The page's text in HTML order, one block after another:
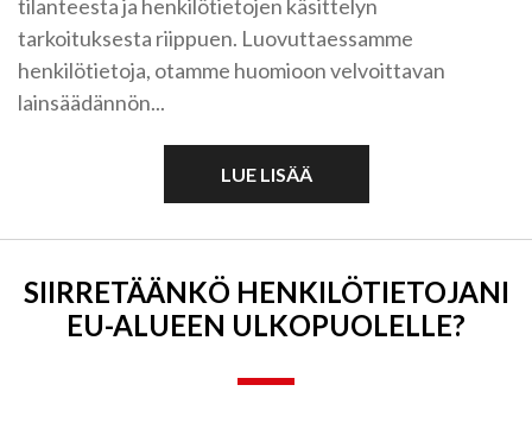
tilanteesta ja henkilötietojen käsittelyn
tarkoituksesta riippuen. Luovuttaessamme
henkilötietoja, otamme huomioon velvoittavan
lainsäädännön...
LUE LISÄÄ
SIIRRETÄÄNKÖ HENKILÖ­TIETOJANI
EU-­ALUEEN ULKO­PUOLELLE?